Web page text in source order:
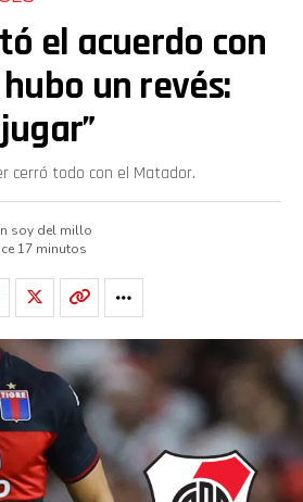
el acuerdo con
un revés:
cerró todo con el Matador.
soy del millo
17 minutos